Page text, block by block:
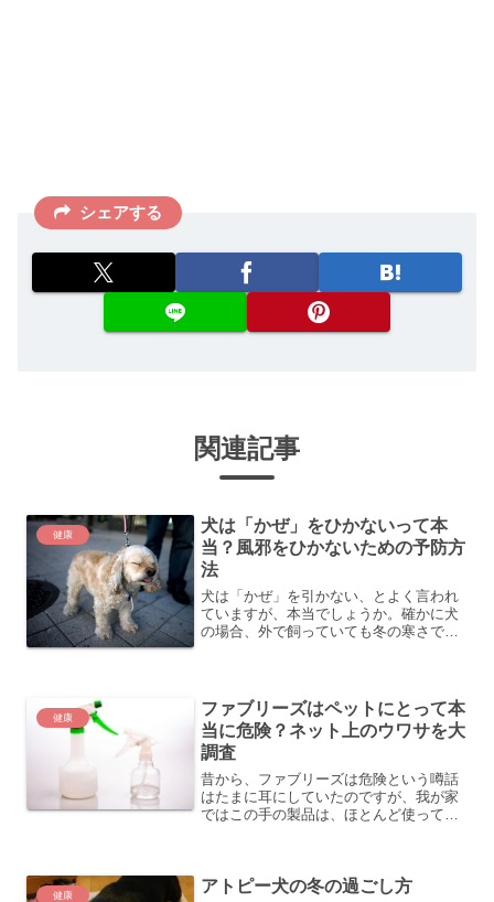
シェアする
関連記事
健康
犬は「かぜ」をひかないって本
当？風邪をひかないための予防方
法
犬は「かぜ」を引かない、とよく言われ
ていますが、本当でしょうか。確かに犬
の場合、外で飼っていても冬の寒さで風
なく、「もなか」が鼻水を...
健康
ファブリーズはペットにとって本
当に危険？ネット上のウワサを大
調査
昔から、ファブリーズは危険という噂話
はたまに耳にしていたのですが、我が家
ではこの手の製品は、ほとんど使ってい
意するようにしています。...
健康 アトピー犬の冬の過ごし方